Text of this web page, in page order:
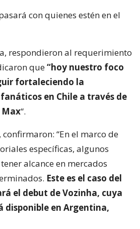
con quienes estén en el
respondieron al requerimiento
que“hoy nuestro foco
fortaleciendo la
en Chile a través de
Max“.
“En el marco de
específicas, algunos
alcance en mercados
Este es el caso del
el debut de Vozinha, cuya
disponible en Argentina,